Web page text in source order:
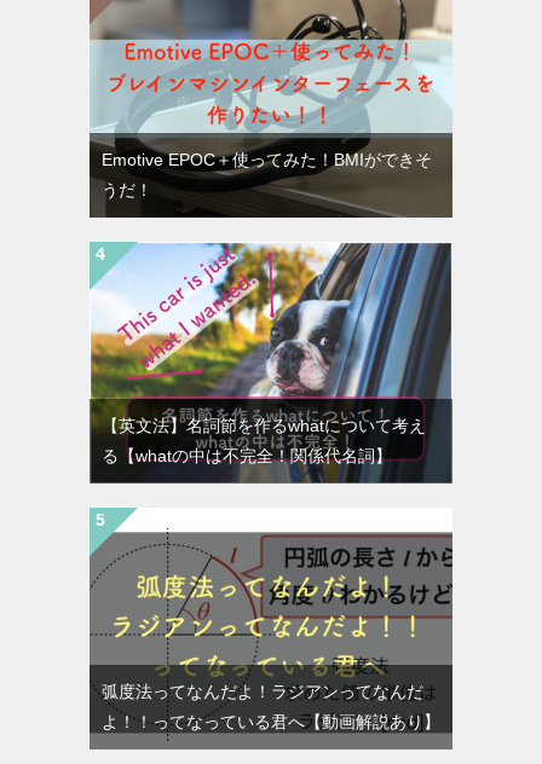
Emotive EPOC＋使ってみた！BMIができそ
うだ！
【英文法】名詞節を作るwhatについて考え
る【whatの中は不完全！関係代名詞】
弧度法ってなんだよ！ラジアンってなんだ
よ！！ってなっている君へ【動画解説あり】